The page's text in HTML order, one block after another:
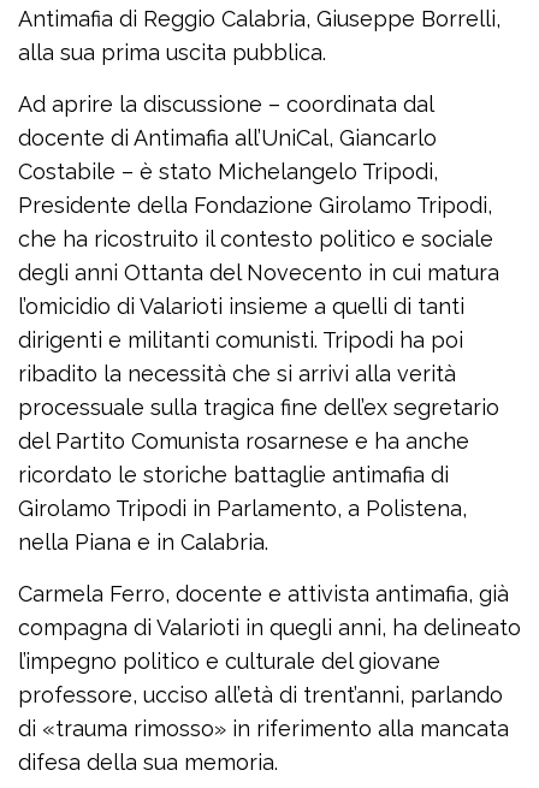
Antimafia di Reggio Calabria, Giuseppe Borrelli,
alla sua prima uscita pubblica.
Ad aprire la discussione – coordinata dal
docente di Antimafia all’UniCal, Giancarlo
Costabile – è stato Michelangelo Tripodi,
Presidente della Fondazione Girolamo Tripodi,
che ha ricostruito il contesto politico e sociale
degli anni Ottanta del Novecento in cui matura
l’omicidio di Valarioti insieme a quelli di tanti
dirigenti e militanti comunisti. Tripodi ha poi
ribadito la necessità che si arrivi alla verità
processuale sulla tragica fine dell’ex segretario
del Partito Comunista rosarnese e ha anche
ricordato le storiche battaglie antimafia di
Girolamo Tripodi in Parlamento, a Polistena,
nella Piana e in Calabria.
Carmela Ferro, docente e attivista antimafia, già
compagna di Valarioti in quegli anni, ha delineato
l’impegno politico e culturale del giovane
professore, ucciso all’età di trent’anni, parlando
di «trauma rimosso» in riferimento alla mancata
difesa della sua memoria.